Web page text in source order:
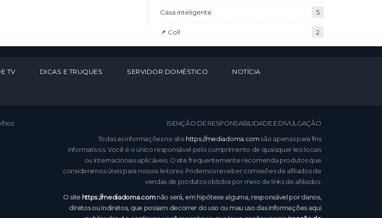
Casa inteligente 5
📌 Coll 2
TV DICAS E TRUQUES SERVIDOR DOMÉSTICO NOTÍCIA
ISENÇÃO DE RESPONSABILIDADE E DIVULGAÇÃO
Todas as informações no site https://mediadoma.com são apenas para fins
informativos. Você é o único responsável pelo cumprimento de quaisquer leis locais
ou internacionais aplicáveis. O site frequentemente recomenda produtos que
consideramos úteis para nossos leitores. Podemos receber comissões de afiliados de
vendas de produtos obtidos por meio de links de afiliados.
O site https://mediadoma.comnão será, em hipótese alguma, responsável por danos,
diretos ou indiretos, que possam decorrer do uso ou mau uso das informações aqui